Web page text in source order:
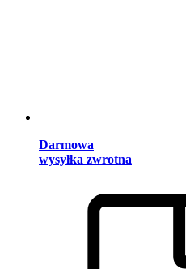
Darmowa
wysyłka zwrotna